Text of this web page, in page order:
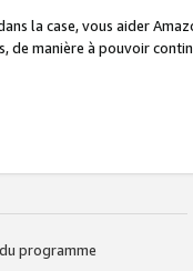
la case, vous aider
de manière à pouvoir
programme